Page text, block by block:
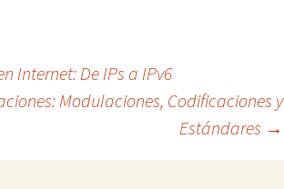
Internet: De IPs a IPv6
Modulaciones, Codificaciones y
Estándares →